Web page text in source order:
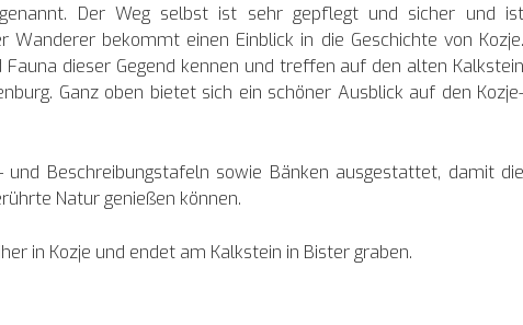
Der Weg selbst ist sehr gepflegt und sicher und ist
Wanderer bekommt einen Einblick in die Geschichte von Kozje.
dieser Gegend kennen und treffen auf den alten Kalkstein
Ganz oben bietet sich ein schöner Ausblick auf den Kozje-
Beschreibungstafeln sowie Bänken ausgestattet, damit die
Natur genießen können.
in Kozje und endet am Kalkstein in Bister graben.